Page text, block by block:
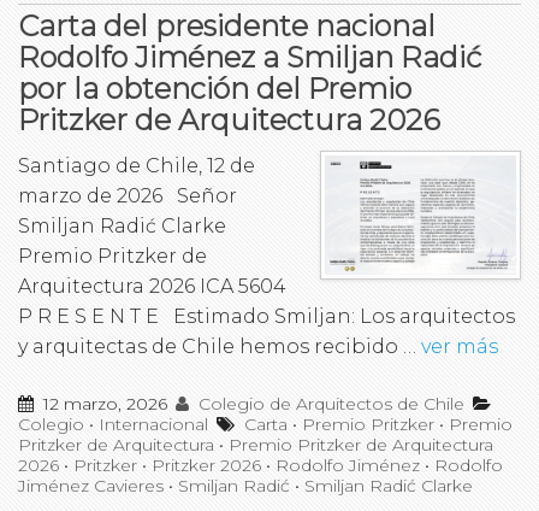
Carta del presidente nacional
Rodolfo Jiménez a Smiljan Radić
por la obtención del Premio
Pritzker de Arquitectura 2026
Santiago de Chile, 12 de
marzo de 2026 Señor
Smiljan Radić Clarke
Premio Pritzker de
Arquitectura 2026 ICA 5604
P R E S E N T E Estimado Smiljan: Los arquitectos
y arquitectas de Chile hemos recibido … ver más
12 marzo, 2026
Colegio de Arquitectos de Chile
Colegio • Internacional Carta • Premio Pritzker • Premio
Pritzker de Arquitectura • Premio Pritzker de Arquitectura
2026 • Pritzker • Pritzker 2026 • Rodolfo Jiménez • Rodolfo
Jiménez Cavieres • Smiljan Radić • Smiljan Radić Clarke